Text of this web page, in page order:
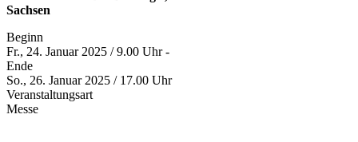
Sachsen
Beginn
Fr., 24. Januar 2025 / 9.00 Uhr -
Ende
So., 26. Januar 2025 / 17.00 Uhr
Veranstaltungsart
Messe